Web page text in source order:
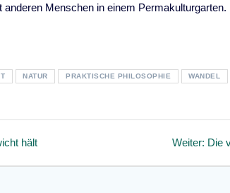
Menschen in einem Permakulturgarten.
NATUR PRAKTISCHE PHILOSOPHIE WANDEL
hält Weiter: Die